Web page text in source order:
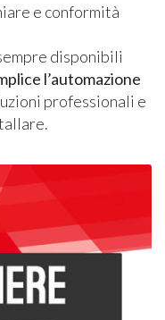
e conformità
disponibili
l’automazione
professionali e